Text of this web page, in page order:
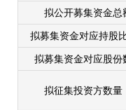
拟公开募集资金总
拟募集资金对应持股
拟募集资金对应股份
拟征集投资方数量